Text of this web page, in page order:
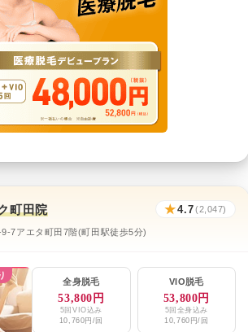
町田院 ★4.7(2,047)
7アエタ町田7階(町田駅徒歩5分)
全身脱毛
53,800円
5回VIO込み
10,760円/回
VIO脱毛
53,800円
5回全身込み
10,760円/回